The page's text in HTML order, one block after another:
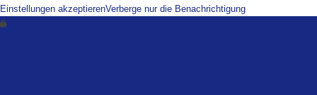
Einstellungen akzeptierenVerberge nur die Benachrichtigung